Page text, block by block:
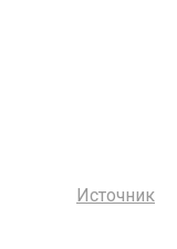
Источник